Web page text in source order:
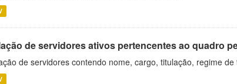
de servidores ativos pertencentes ao quadro
de servidores contendo nome, cargo, titulação, regime